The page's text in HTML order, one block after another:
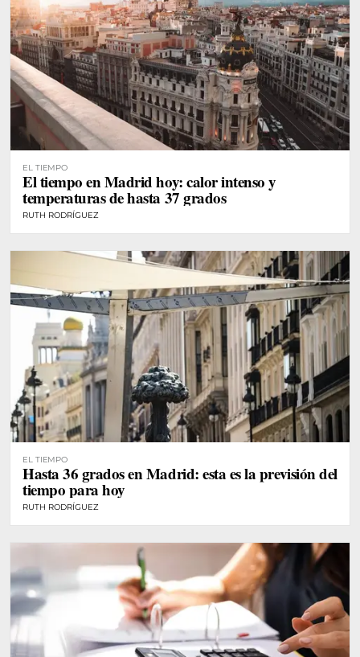
EL TIEMPO
El tiempo en Madrid hoy: calor intenso y
temperaturas de hasta 37 grados
RUTH RODRÍGUEZ
EL TIEMPO
Hasta 36 grados en Madrid: esta es la previsión del
tiempo para hoy
RUTH RODRÍGUEZ